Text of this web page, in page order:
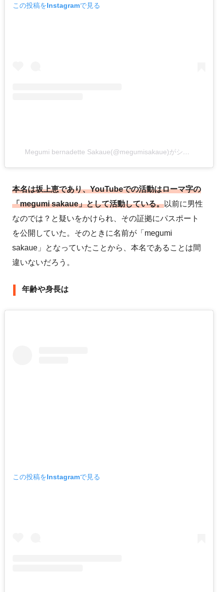
この投稿をInstagramで見る
Megumi bernadette Sakaue(@megumisakaue)がシェアした投稿
本名は坂上恵であり、YouTubeでの活動はローマ字の
「megumi sakaue」として活動している。以前に男性
なのでは？と疑いをかけられ、その証拠にパスポート
を公開していた。そのときに名前が「megumi
sakaue」となっていたことから、本名であることは間
違いないだろう。
年齢や身長は
この投稿をInstagramで見る